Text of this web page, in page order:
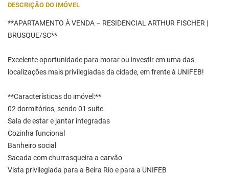
DESCRIÇÃO DO IMÓVEL
**APARTAMENTO À VENDA – RESIDENCIAL ARTHUR FISCHER |
BRUSQUE/SC**
Excelente oportunidade para morar ou investir em uma das
localizações mais privilegiadas da cidade, em frente à UNIFEB!
**Características do imóvel:**
02 dormitórios, sendo 01 suíte
Sala de estar e jantar integradas
Cozinha funcional
Banheiro social
Sacada com churrasqueira a carvão
Vista privilegiada para a Beira Rio e para a UNIFEB